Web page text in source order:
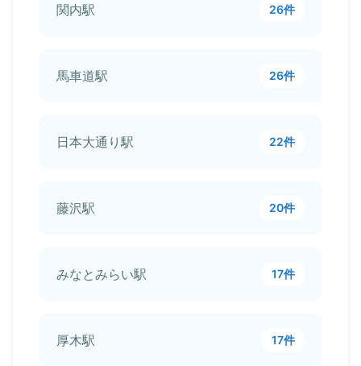
関内駅 26件
馬車道駅 26件
日本大通り駅 22件
藤沢駅 20件
みなとみらい駅 17件
厚木駅 17件